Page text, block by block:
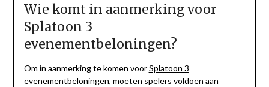
Wie komt in aanmerking voor
Splatoon 3
evenementbeloningen?
Om in aanmerking te komen voorSplatoon 3
evenementbeloningen, moeten spelers voldoen aan